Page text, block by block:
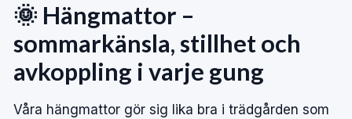
🌞 Hängmattor –
sommarkänsla, stillhet och
avkoppling i varje gung
Våra hängmattor gör sig lika bra i trädgården som